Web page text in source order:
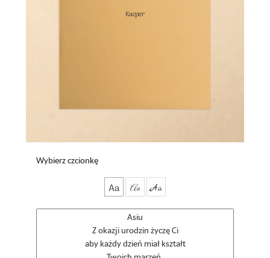
Kacper
Wybierz czcionkę
Aa Aa Aa